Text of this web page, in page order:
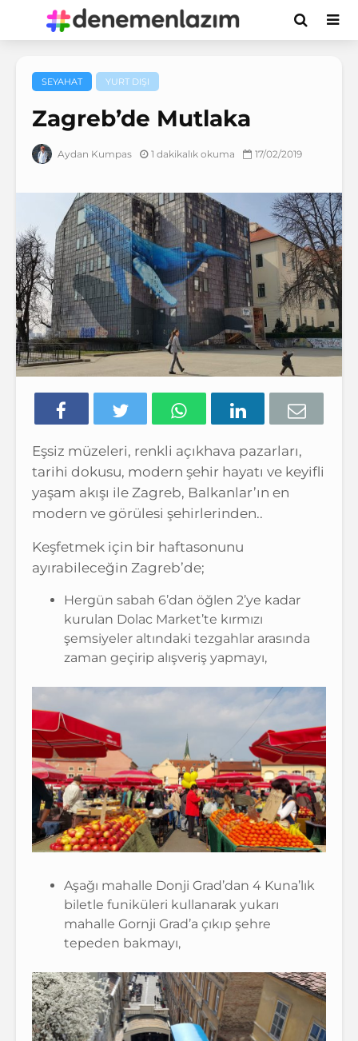
SEYAHAT YURT DIŞI
Zagreb’de Mutlaka
Aydan Kumpas 1 dakikalık okuma 17/02/2019
Eşsiz müzeleri, renkli açıkhava pazarları,
tarihi dokusu, modern şehir hayatı ve keyifli
yaşam akışı ile Zagreb, Balkanlar’ın en
modern ve görülesi şehirlerinden..
Keşfetmek için bir haftasonunu
ayırabileceğin Zagreb’de;
Hergün sabah 6’dan öğlen 2’ye kadar
kurulan Dolac Market’te kırmızı
şemsiyeler altındaki tezgahlar arasında
zaman geçirip alışveriş yapmayı,
Aşağı mahalle Donji Grad’dan 4 Kuna’lık
biletle funiküleri kullanarak yukarı
mahalle Gornji Grad’a çıkıp şehre
tepeden bakmayı,